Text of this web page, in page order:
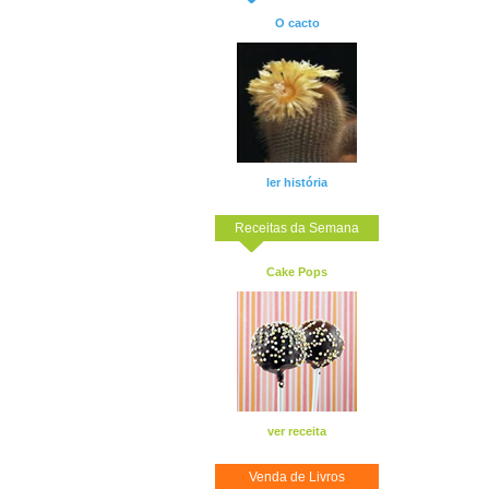
O cacto
ler história
Receitas da Semana
Cake Pops
ver receita
Venda de Livros